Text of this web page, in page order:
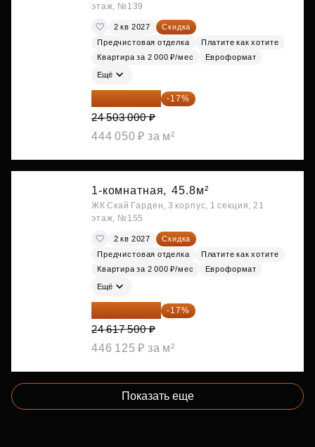
этаж, №139
2 кв 2027
Скидка
Предчистовая отделка
Платите как хотите
Квартира за 2 000 ₽/мес
Евроформат
Ещё
20 337 490 ₽ -17%
24 503 000 ₽
444 050 ₽ за м²
1-комнатная, 45.8м²
ЖК Скай Гарден, 3 корпус, 1 секция, 21
этаж, №155
2 кв 2027
Скидка
Предчистовая отделка
Платите как хотите
Квартира за 2 000 ₽/мес
Евроформат
Ещё
20 432 525 ₽ -17%
24 617 500 ₽
446 125 ₽ за м²
Показать еще